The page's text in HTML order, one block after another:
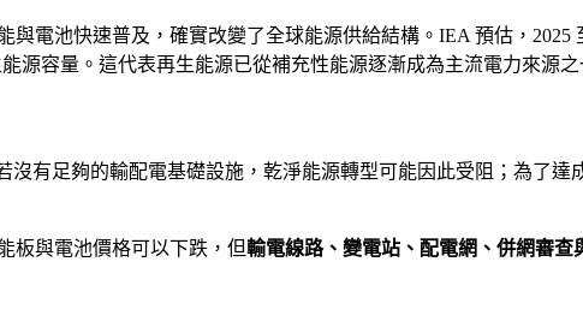
電池快速普及，確實改變了全球能源供給結構。IEA 預估，2025
源容量。這代表再生能源已從補充性能源逐漸成為主流電力來源
有足夠的輸配電基礎設施，乾淨能源轉型可能因此受阻；為了
板與電池價格可以下跌，但輸電線路、變電站、配電網、併網審